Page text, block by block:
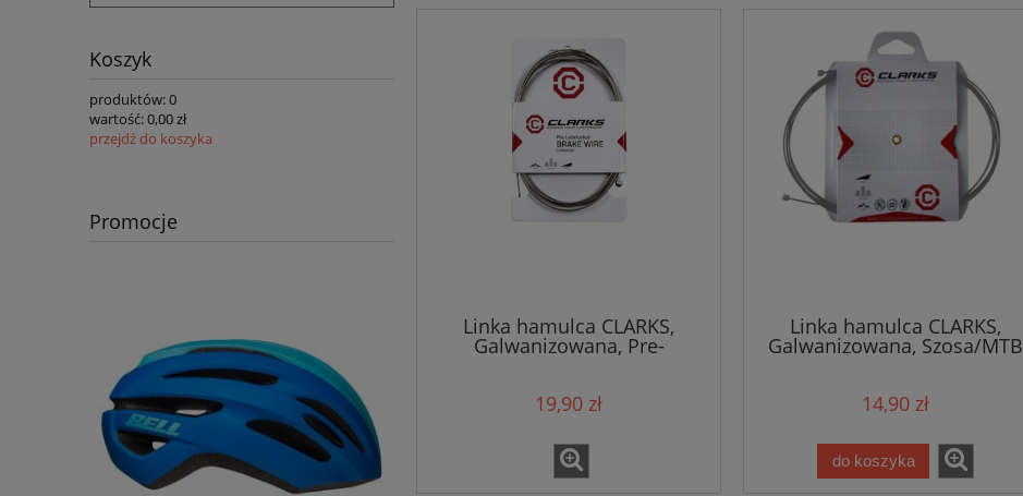
Koszyk
produktów:0
wartość:0,00 zł
przejdź do koszyka
Promocje
Linka hamulca CLARKS,
Galwanizowana, Pre-
19,90 zł
Linka hamulca CLARKS,
Galwanizowana, Szosa/MTB
14,90 zł
do koszyka